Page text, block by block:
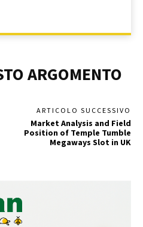
ARGOMENTO
ARTICOLO SUCCESSIVO
Market Analysis and Field
Position of Temple Tumble
Megaways Slot in UK